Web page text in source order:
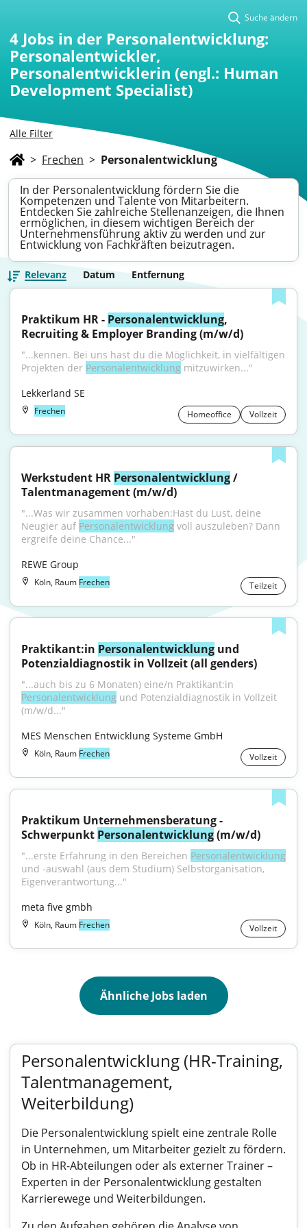
Alle Filter
Suche ändern
4 Jobs in der Personalentwicklung:
Personalentwickler,
Personalentwicklerin (engl.: Human
Development Specialist)
> Frechen > Personalentwicklung
In der Personalentwicklung fördern Sie die
Kompetenzen und Talente von Mitarbeitern.
Entdecken Sie zahlreiche Stellenanzeigen, die Ihnen
ermöglichen, in diesem wichtigen Bereich der
Unternehmensführung aktiv zu werden und zur
Entwicklung von Fachkräften beizutragen.
Relevanz Datum Entfernung
Praktikum HR - Personalentwicklung,
Recruiting & Employer Branding (m/w/d)
"...kennen. Bei uns hast du die Möglichkeit, in vielfältigen
Projekten der Personalentwicklung mitzuwirken..."
Lekkerland SE
Frechen Homeoffice Vollzeit
Werkstudent HR Personalentwicklung /
Talentmanagement (m/w/d)
"...Was wir zusammen vorhaben:Hast du Lust, deine
Neugier auf Personalentwicklung voll auszuleben? Dann
ergreife deine Chance..."
REWE Group
Köln, Raum Frechen Teilzeit
Praktikant:in Personalentwicklung und
Potenzialdiagnostik in Vollzeit (all genders)
Personalentwicklung und Potenzialdiagnostik in Vollzeit
(m/w/d..."
MES Menschen Entwicklung Systeme GmbH
Köln, Raum Frechen Vollzeit
Praktikum Unternehmensberatung -
Schwerpunkt Personalentwicklung (m/w/d)
"...erste Erfahrung in den Bereichen Personalentwicklung
und -auswahl (aus dem Studium) Selbstorganisation,
Eigenverantwortung..."
meta five gmbh
Köln, Raum Frechen Vollzeit
Ähnliche Jobs laden
Personalentwicklung (HR-Training,
Talentmanagement,
Weiterbildung)
Die Personalentwicklung spielt eine zentrale Rolle
in Unternehmen, um Mitarbeiter gezielt zu fördern.
Ob in HR-Abteilungen oder als externer Trainer –
Experten in der Personalentwicklung gestalten
Karrierewege und Weiterbildungen.